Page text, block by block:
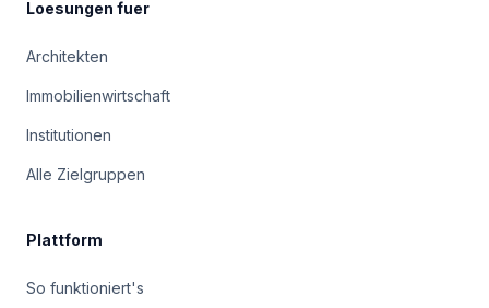
Loesungen fuer
Architekten
Immobilienwirtschaft
Institutionen
Alle Zielgruppen
Plattform
So funktioniert's